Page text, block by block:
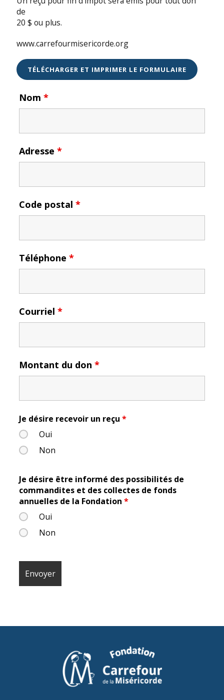
de
20 $ ou plus.
www.carrefourmisericorde.org
TÉLÉCHARGER ET IMPRIMER LE FORMULAIRE
Nom *
Adresse *
Code postal *
Téléphone *
Courriel *
Montant du don *
Je désire recevoir un reçu *
Oui
Non
Je désire être informé des possibilités de
commandites et des collectes de fonds
annuelles de la Fondation *
Oui
Non